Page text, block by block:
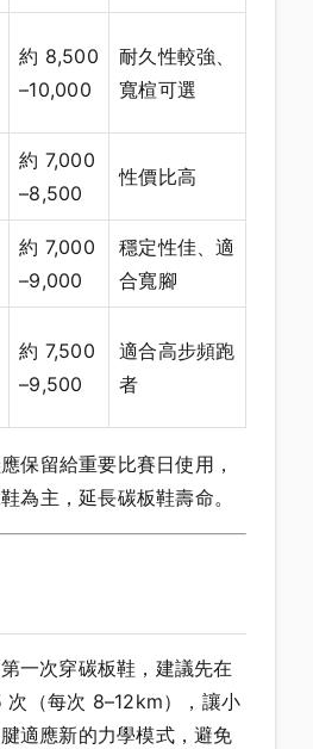
約 8,500
–10,000
耐久性較強、
寬楦可選
約 7,000
–8,500
性價比高
約 7,000
–9,000
穩定性佳、適
合寬腳
約 7,500
–9,500
適合高步頻跑
者
保留給重要比賽日使用，
為主，延長碳板鞋壽命。
第一次穿碳板鞋，建議先在
次（每次 8–12km），讓小
適應新的力學模式，避免